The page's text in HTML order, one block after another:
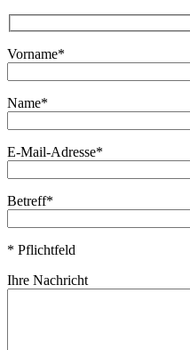
Vorname*
Name*
E-Mail-Adresse*
Betreff*
* Pflichtfeld
Ihre Nachricht